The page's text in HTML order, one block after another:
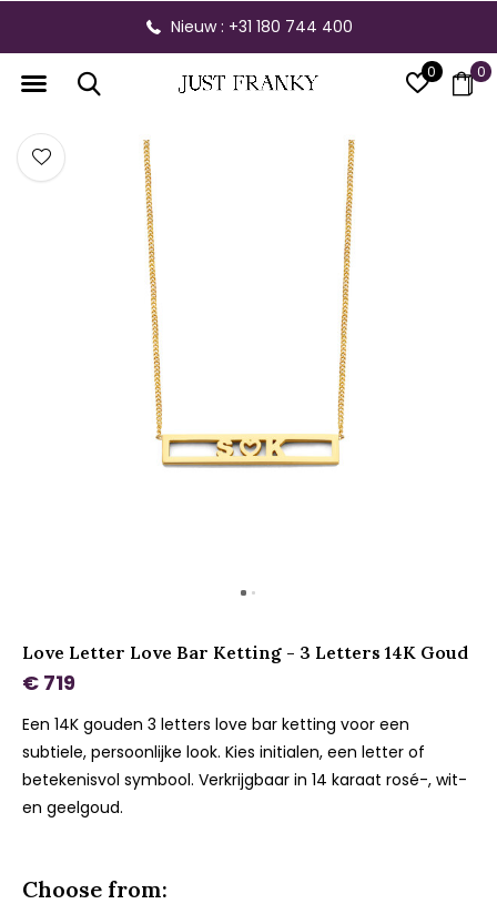
0 0
Nieuw : +31 180 744 400
Love Letter Love Bar Ketting - 3 Letters 14K Goud
€ 719
Een 14K gouden 3 letters love bar ketting voor een
subtiele, persoonlijke look. Kies initialen, een letter of
betekenisvol symbool. Verkrijgbaar in 14 karaat rosé-, wit-
en geelgoud.
Choose from: